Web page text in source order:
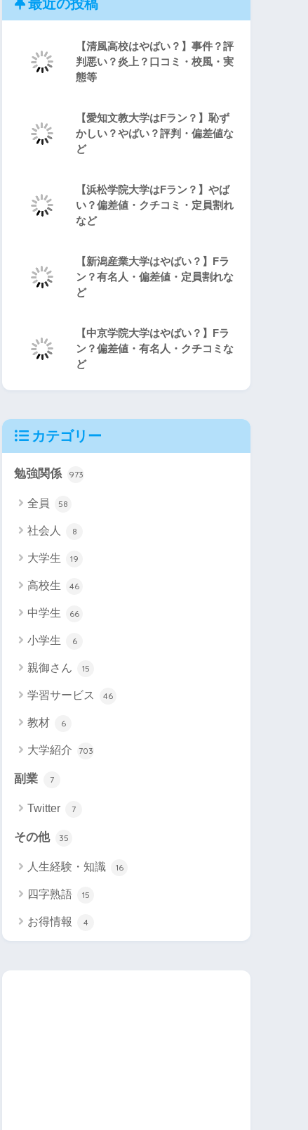
最近の投稿
【清風高校はやばい？】事件？評
判悪い？炎上？口コミ・校風・実
態等
【愛知文教大学はFラン？】恥ず
かしい？やばい？評判・偏差値な
ど
【浜松学院大学はFラン？】やば
い？偏差値・クチコミ・定員割れ
など
【新潟産業大学はやばい？】Fラ
ン？有名人・偏差値・定員割れな
ど
【中京学院大学はやばい？】Fラ
ン？偏差値・有名人・クチコミな
ど
カテゴリー
勉強関係 973
全員 58
社会人 8
大学生 19
高校生 46
中学生 66
小学生 6
親御さん 15
学習サービス 46
教材 6
大学紹介 703
副業 7
Twitter 7
その他 35
人生経験・知識 16
四字熟語 15
お得情報 4